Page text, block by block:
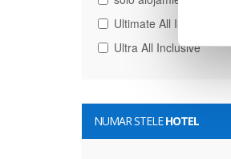
Ultimate All Inclusive
Ultra All Inclusive
NUMAR STELEHOTEL